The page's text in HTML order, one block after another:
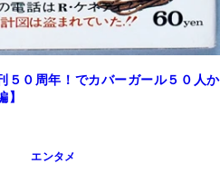
５０周年！でカバーガール５０人か
】
エンタメ